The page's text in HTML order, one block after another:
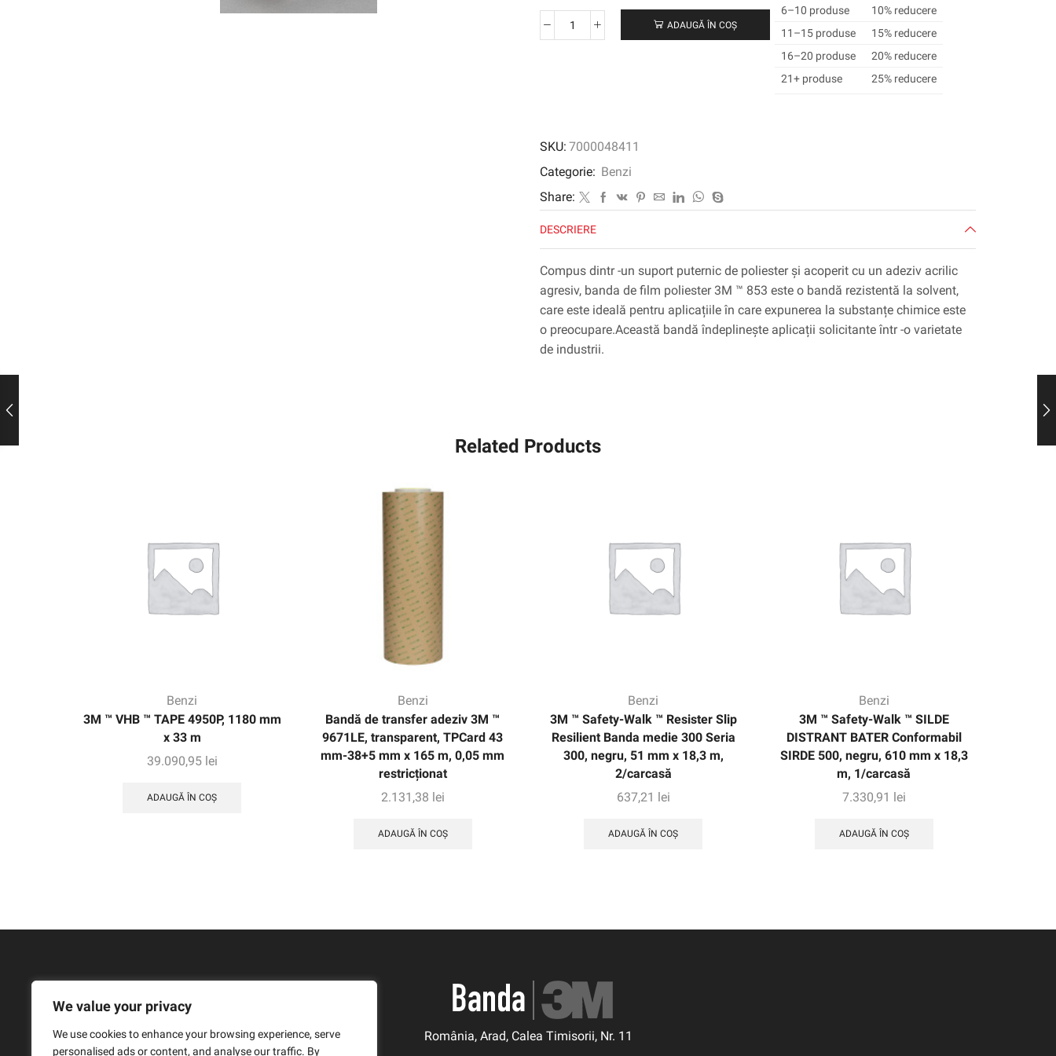
We value your privacy
We use cookies to enhance your browsing experience, serve
personalised ads or content, and analyse our traffic. By
Cantitate
clar,
51
x
66
mm
ADAUGĂ ÎN COȘ
6–10 produse
10% reducere
11–15 produse
15% reducere
16–20 produse
20% reducere
21+ produse
25% reducere
SKU: 7000048411
Categorie: Benzi
Share:
DESCRIERE
Compus dintr -un suport puternic de poliester și acoperit cu un adeziv acrilic
agresiv, banda de film poliester 3M ™ 853 este o bandă rezistentă la solvent,
care este ideală pentru aplicațiile în care expunerea la substanțe chimice este
o preocupare.Această bandă îndeplinește aplicații solicitante într -o varietate
de industrii.
Related Products
Benzi
3M ™ VHB ™ TAPE 4950P, 1180 mm
x 33 m
39.090,95 lei
ADAUGĂ ÎN COȘ
Benzi
Bandă de transfer adeziv 3M ™
9671LE, transparent, TPCard 43
mm-38+5 mm x 165 m, 0,05 mm
restricționat
2.131,38 lei
ADAUGĂ ÎN COȘ
Benzi
3M ™ Safety-Walk ™ Resister Slip
Resilient Banda medie 300 Seria
300, negru, 51 mm x 18,3 m,
2/carcasă
637,21 lei
ADAUGĂ ÎN COȘ
Benzi
3M ™ Safety-Walk ™ SILDE
DISTRANT BATER Conformabil
SIRDE 500, negru, 610 mm x 18,3
m, 1/carcasă
7.330,91 lei
ADAUGĂ ÎN COȘ
România, Arad, Calea Timisorii, Nr. 11